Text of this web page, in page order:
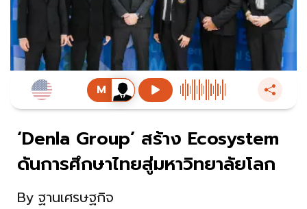
‘Denla Group’ สร้าง Ecosystem
ดันการศึกษาไทยสู่มหาวิทยาลัยโลก
By ฐานเศรษฐกิจ